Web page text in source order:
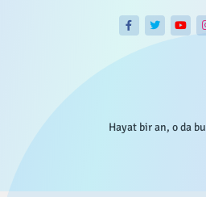
Hayat bir an, o da